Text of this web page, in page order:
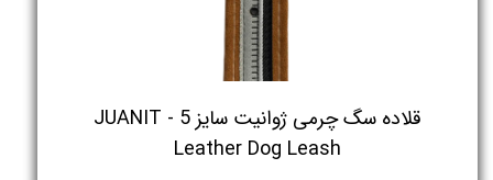
قلاده سگ چرمی ژوانیت سایز 5 - JUANIT
Leather Dog Leash